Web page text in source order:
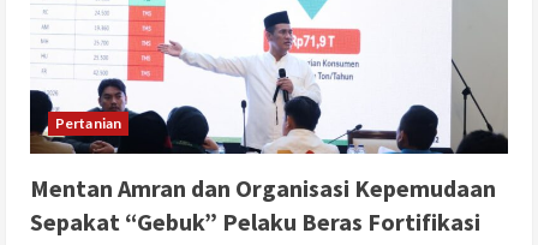
Pertanian
Mentan Amran dan Organisasi Kepemudaan
Sepakat “Gebuk” Pelaku Beras Fortifikasi